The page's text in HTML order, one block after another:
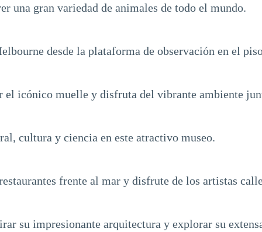
una gran variedad de animales de todo el mundo.
desde la plataforma de observación en el
el icónico muelle y disfruta del vibrante ambiente
cultura y ciencia en este atractivo museo.
frente al mar y disfrute de los artistas
su impresionante arquitectura y explorar su